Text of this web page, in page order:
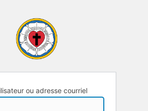
ou adresse courriel